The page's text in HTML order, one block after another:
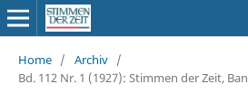
Home / Archiv /
Bd. 112 Nr. 1 (1927): Stimmen der Zeit,